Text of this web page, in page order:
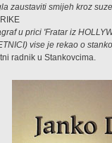
zaustaviti smijeh kroz
u prici 'Fratar iz
vise je rekao o
radnik u Stankovcima.